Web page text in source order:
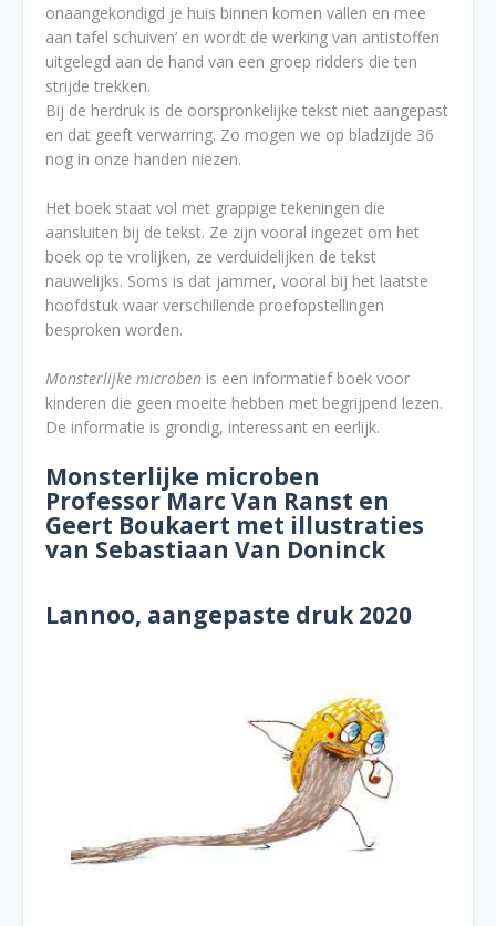
onaangekondigd je huis binnen komen vallen en mee
aan tafel schuiven’ en wordt de werking van antistoffen
uitgelegd aan de hand van een groep ridders die ten
strijde trekken.
Bij de herdruk is de oorspronkelijke tekst niet aangepast
en dat geeft verwarring. Zo mogen we op bladzijde 36
nog in onze handen niezen.
Het boek staat vol met grappige tekeningen die
aansluiten bij de tekst. Ze zijn vooral ingezet om het
boek op te vrolijken, ze verduidelijken de tekst
nauwelijks. Soms is dat jammer, vooral bij het laatste
hoofdstuk waar verschillende proefopstellingen
besproken worden.
Monsterlijke microben is een informatief boek voor
kinderen die geen moeite hebben met begrijpend lezen.
De informatie is grondig, interessant en eerlijk.
Monsterlijke microben
Professor Marc Van Ranst en
Geert Boukaert met illustraties
van Sebastiaan Van Doninck
Lannoo, aangepaste druk 2020